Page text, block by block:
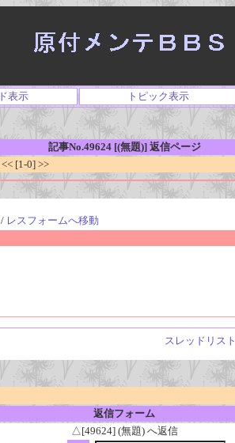
表示 トピック表示
記事No.49624 [(無題)] 返信ページ
[1-0] >>
レスフォームへ移動
スレッドリスト
返信フォーム
△[49624] (無題) へ返信